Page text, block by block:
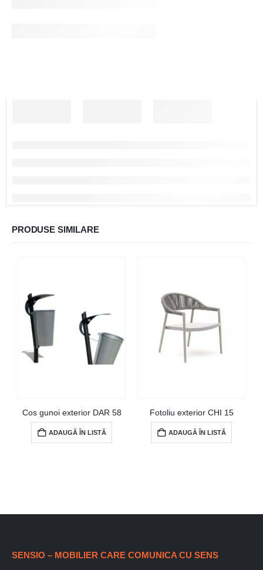
PRODUSE SIMILARE
Cos gunoi exterior DAR 58
ADAUGĂ ÎN LISTĂ
Fotoliu exterior CHI 15
ADAUGĂ ÎN LISTĂ
SENSIO – MOBILIER CARE COMUNICA CU SENS